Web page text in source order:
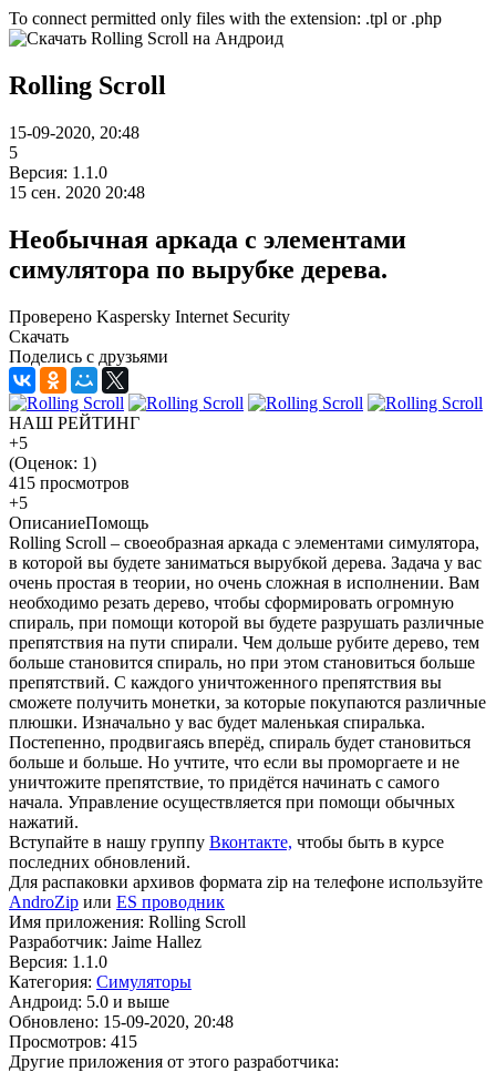
To connect permitted only files with the extension: .tpl or .php
Rolling Scroll
15-09-2020, 20:48
5
Версия: 1.1.0
15 сен. 2020 20:48
Необычная аркада с элементами
симулятора по вырубке дерева.
Проверено Kaspersky Internet Security
Скачать
Поделись с друзьями
НАШ РЕЙТИНГ
+5
(Оценок: 1)
415 просмотров
+5
ОписаниеПомощь
Rolling Scroll – своеобразная аркада с элементами симулятора,
в которой вы будете заниматься вырубкой дерева. Задача у вас
очень простая в теории, но очень сложная в исполнении. Вам
необходимо резать дерево, чтобы сформировать огромную
спираль, при помощи которой вы будете разрушать различные
препятствия на пути спирали. Чем дольше рубите дерево, тем
больше становится спираль, но при этом становиться больше
препятствий. С каждого уничтоженного препятствия вы
сможете получить монетки, за которые покупаются различные
плюшки. Изначально у вас будет маленькая спиралька.
Постепенно, продвигаясь вперёд, спираль будет становиться
больше и больше. Но учтите, что если вы проморгаете и не
уничтожите препятствие, то придётся начинать с самого
начала. Управление осуществляется при помощи обычных
нажатий.
Вступайте в нашу группу Вконтакте, чтобы быть в курсе
последних обновлений.
Для распаковки архивов формата zip на телефоне используйте
AndroZip или ES проводник
Имя приложения: Rolling Scroll
Разработчик: Jaime Hallez
Версия: 1.1.0
Категория: Симуляторы
Андроид: 5.0 и выше
Обновлено: 15-09-2020, 20:48
Просмотров: 415
Другие приложения от этого разработчика: